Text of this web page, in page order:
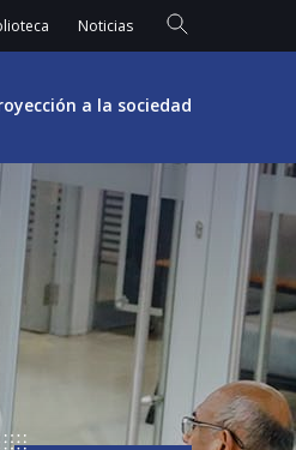
Noticias
a la sociedad